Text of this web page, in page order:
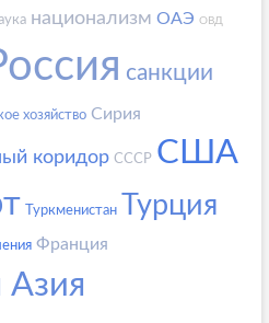
национализм ОАЭ ОВД
санкции
хозяйство Сирия
коридор СССР США
Туркменистан Турция
Франция
Азия